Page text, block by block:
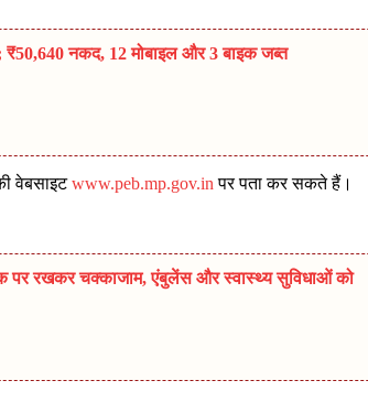
नकद, 12 मोबाइल और 3 बाइक जब्त
वेबसाइटwww.peb.mp.gov.in पर पता कर सकते हैं।
पर रखकर चक्काजाम, एंबुलेंस और स्वास्थ्य सुविधाओं को